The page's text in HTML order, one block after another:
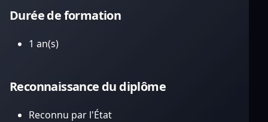
Durée de formation
1 an(s)
Reconnaissance du diplôme
Reconnu par l'État